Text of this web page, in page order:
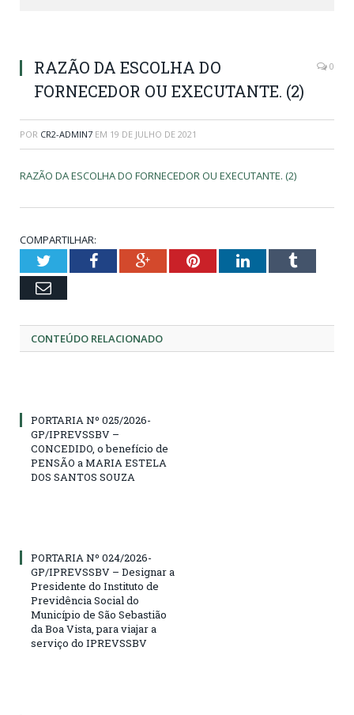
RAZÃO DA ESCOLHA DO
FORNECEDOR OU EXECUTANTE. (2)
0
POR CR2-ADMIN7 EM 19 DE JULHO DE 2021
RAZÃO DA ESCOLHA DO FORNECEDOR OU EXECUTANTE. (2)
COMPARTILHAR:
TwitterFacebookGoogle+PinterestLinkedInTumblr
Email
CONTEÚDO RELACIONADO
PORTARIA Nº 025/2026-
GP/IPREVSSBV –
CONCEDIDO, o benefício de
PENSÃO a MARIA ESTELA
DOS SANTOS SOUZA
PORTARIA Nº 024/2026-
GP/IPREVSSBV – Designar a
Presidente do Instituto de
Previdência Social do
Município de São Sebastião
da Boa Vista, para viajar a
serviço do IPREVSSBV